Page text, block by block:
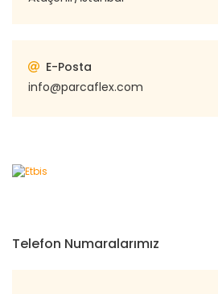
E-Posta
info@parcaflex.com
Telefon Numaralarımız